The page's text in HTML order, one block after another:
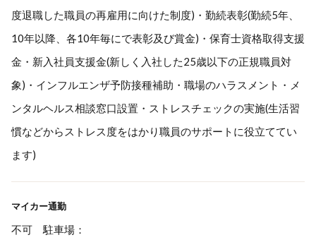
度退職した職員の再雇用に向けた制度)・勤続表彰(勤続5年、
10年以降、各10年毎にで表彰及び賞金)・保育士資格取得支援
金・新入社員支援金(新しく入社した25歳以下の正規職員対
象)・インフルエンザ予防接種補助・職場のハラスメント・メ
ンタルヘルス相談窓口設置・ストレスチェックの実施(生活習
慣などからストレス度をはかり職員のサポートに役立ててい
ます)
マイカー通勤
不可 駐車場：